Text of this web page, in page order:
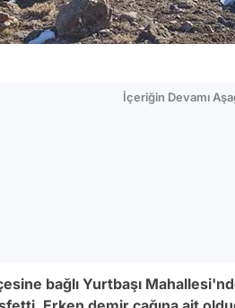
İçeriğin Devamı
bağlı Yurtbaşı